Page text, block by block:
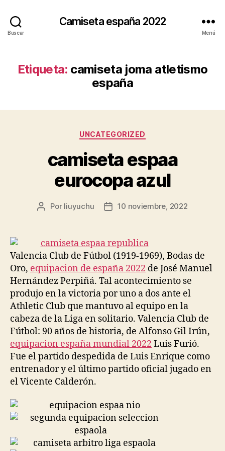
Buscar
Camiseta españa 2022
Menú
Etiqueta: camiseta joma atletismo
españa
Categorías
UNCATEGORIZED
camiseta espaa
eurocopa azul
Autor
entrada
Por liuyuchu
Fecha
entrada
10 noviembre, 2022
Valencia Club de Fútbol (1919-1969), Bodas de
Oro, equipacion de españa 2022 de José Manuel
Hernández Perpiñá. Tal acontecimiento se
produjo en la victoria por uno a dos ante el
Athletic Club que mantuvo al equipo en la
cabeza de la Liga en solitario. Valencia Club de
Fútbol: 90 años de historia, de Alfonso Gil Irún,
equipacion españa mundial 2022 Luis Furió.
Fue el partido despedida de Luis Enrique como
entrenador y el último partido oficial jugado en
el Vicente Calderón.